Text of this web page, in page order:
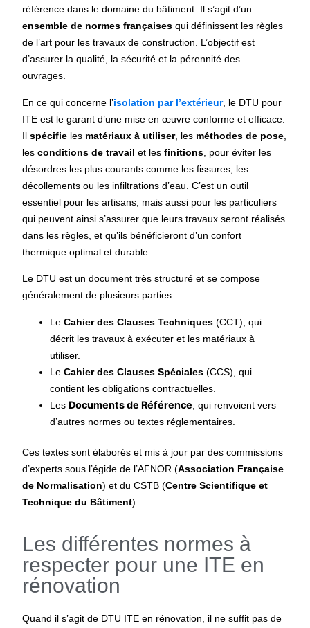
référence dans le domaine du bâtiment. Il s’agit d’un
ensemble de normes françaises qui définissent les règles
de l’art pour les travaux de construction. L’objectif est
d’assurer la qualité, la sécurité et la pérennité des
ouvrages.
En ce qui concerne l’isolation par l’extérieur, le DTU pour
ITEest le garant d’une mise en œuvre conforme et efficace.
Ilspécifie les matériaux à utiliser, les méthodes de pose
lesconditions de travail et lesfinitions , pour éviter les
désordres les plus courants comme les fissures, les
décollements ou les infiltrations d’eau. C’est un outil
essentiel pour les artisans, mais aussi pour les particuliers
qui peuvent ainsi s’assurer que leurs travaux seront réalisés
dans les règles, et qu’ils bénéficieront d’un confort
thermique optimal et durable.
Le DTU est un document très structuré et se compose
généralement de plusieurs parties :
LeCahier des Clauses Techniques (CCT), qui
décrit les travaux à exécuter et les matériaux à
utiliser.
LeCahier des Clauses Spéciales (CCS), qui
contient les obligations contractuelles.
Les Documents de Référence , qui renvoient vers
d’autres normes ou textes réglementaires.
Ces textes sont élaborés et mis à jour par des commissions
d’experts sous l’égide de l’AFNOR (Association Française
de Normalisation) et du CSTB (Centre Scientifique et
Technique du Bâtiment).
Les différentes normes à
respecter pour une ITE en
rénovation
Quand il s’agit de DTU ITE en rénovation , il ne suffit pas de